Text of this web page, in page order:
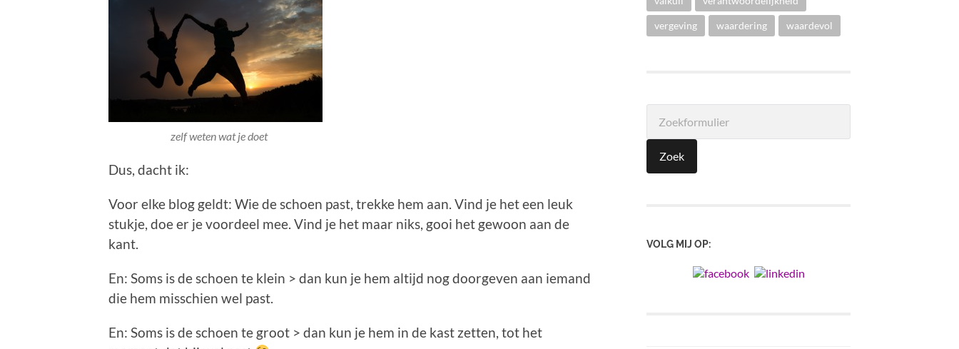
zelf weten wat je doet
Dus, dacht ik:
Voor elke blog geldt: Wie de schoen past, trekke hem aan. Vind je het een leuk
stukje, doe er je voordeel mee. Vind je het maar niks, gooi het gewoon aan de
kant.
En: Soms is de schoen te klein > dan kun je hem altijd nog doorgeven aan iemand
die hem misschien wel past.
En: Soms is de schoen te groot > dan kun je hem in de kast zetten, tot het
vergeving waardering waardevol
VOLG MIJ OP: